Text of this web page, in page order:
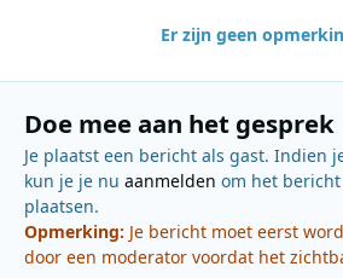
Er zijn geen
Doe mee aan het gesprek
Je plaatst een bericht als gast. Indien
kun je je nu aanmelden om het
plaatsen.
Opmerking: Je bericht moet eerst
door een moderator voordat het